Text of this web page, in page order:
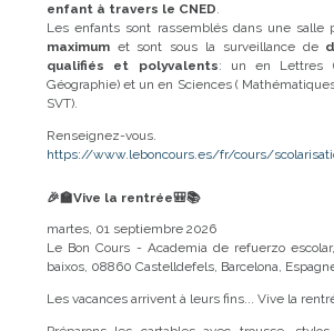
enfant à travers le CNED.
Les enfants sont rassemblés dans une salle
maximumet sont sous la surveillance de
qualifiés et polyvalents: un en Lettres
Géographie) et un en Sciences (
SVT).
Renseignez-vous.
https://www.leboncours.es/fr/cours/
🎉🏫Vive la rentrée🎒📚
martes, 01 septiembre 2026
Le Bon Cours - Academia de refuerzo
baixos, 08860 Castelldefels, Barcelona,
Les vacances arrivent à leurs fins... Vive la